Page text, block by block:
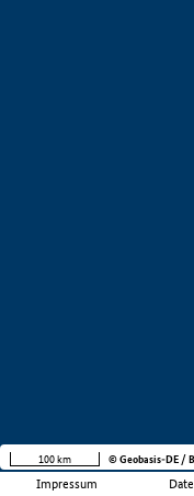
Impressum
100 km © Geobasis-DE /